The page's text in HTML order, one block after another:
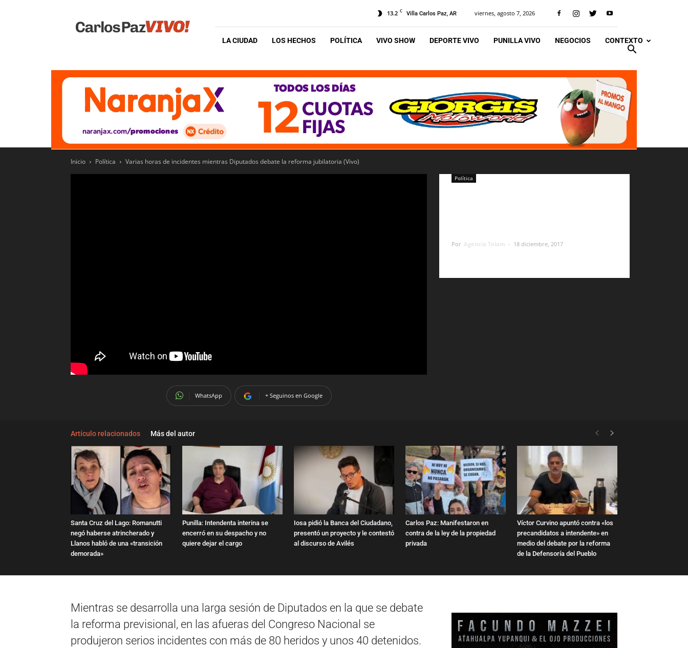
Vivo
13.2 C Villa Carlos Paz, AR viernes, agosto 7, 2026
LA CIUDAD LOS HECHOS POLÍTICA VIVO SHOW DEPORTE VIVO PUNILLA VIVO NEGOCIOS CONTEXTO
Inicio Política Varias horas de incidentes mientras Diputados debate la reforma jubilatoria (Vivo)
Política
Por Agencia Telam - 18 diciembre, 2017
WhatsApp + Seguinos en Google
Artículo relacionados Más del autor
Santa Cruz del Lago: Romanutti
negó haberse atrincherado y
Llanos habló de una «transición
demorada»
Punilla: Intendenta interina se
encerró en su despacho y no
quiere dejar el cargo
Iosa pidió la Banca del Ciudadano,
presentó un proyecto y le contestó
al discurso de Avilés
Carlos Paz: Manifestaron en
contra de la ley de la propiedad
privada
Víctor Curvino apuntó contra «los
precandidatos a intendente» en
medio del debate por la reforma
de la Defensoría del Pueblo
Mientras se desarrolla una larga sesión de Diputados en la que se debate
la reforma previsional, en las afueras del Congreso Nacional se
produjeron serios incidentes con más de 80 heridos y unos 40 detenidos.